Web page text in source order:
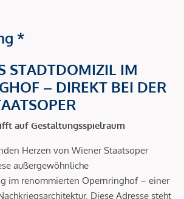
*
STADTDOMIZIL IM
– DIREKT BEI DER
auf Gestaltungsspielraum
Herzen von Wiener Staatsoper
außergewöhnliche
im renommierten Opernringhof – einer
Diese Adresse steht